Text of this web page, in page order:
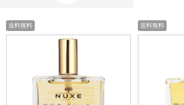
送料無料 送料無料